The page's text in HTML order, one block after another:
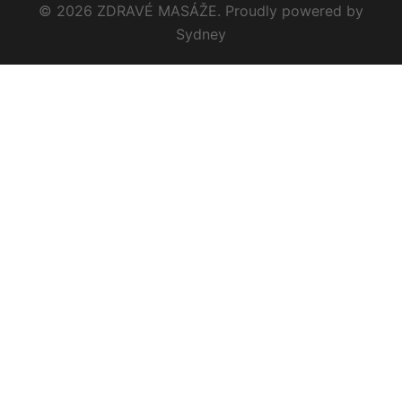
© 2026 ZDRAVÉ MASÁŽE. Proudly powered by
Sydney